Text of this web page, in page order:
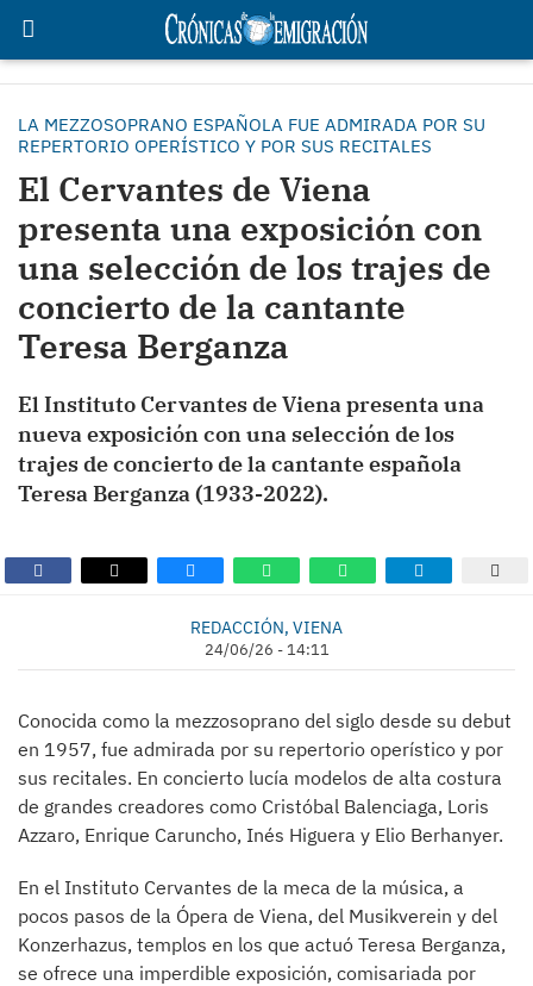
LA MEZZOSOPRANO ESPAÑOLA FUE ADMIRADA POR SU
REPERTORIO OPERÍSTICO Y POR SUS RECITALES
El Cervantes de Viena
presenta una exposición con
una selección de los trajes de
concierto de la cantante
Teresa Berganza
El Instituto Cervantes de Viena presenta una
nueva exposición con una selección de los
trajes de concierto de la cantante española
Teresa Berganza (1933-2022).
REDACCIÓN, VIENA
24/06/26 - 14:11
Conocida como la mezzosoprano del siglo desde su debut
en 1957, fue admirada por su repertorio operístico y por
sus recitales. En concierto lucía modelos de alta costura
de grandes creadores como Cristóbal Balenciaga, Loris
Azzaro, Enrique Caruncho, Inés Higuera y Elio Berhanyer.
En el Instituto Cervantes de la meca de la música, a
pocos pasos de la Ópera de Viena, del Musikverein y del
Konzerhazus, templos en los que actuó Teresa Berganza,
se ofrece una imperdible exposición, comisariada por